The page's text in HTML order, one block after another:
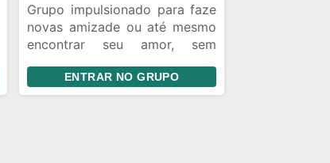
Grupo impulsionado para faze
novas amizade ou até mesmo
encontrar seu amor, sem
membro que está no grupo a
vera pessoas que não gosta e
ENTRAR NO GRUPO